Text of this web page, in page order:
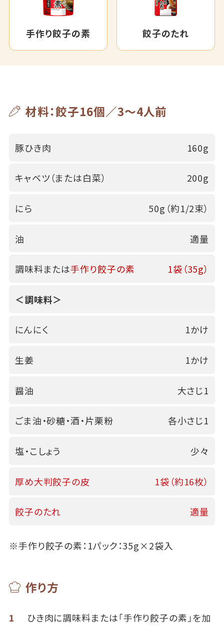
手作り餃子の素 餃子のたれ
材料：餃子16個／3～4人前
豚ひき肉 160g
キャベツ（または白菜） 200g
にら 50g（約1/2束）
油 適量
調味料または手作り餃子の素 1袋（35g）
＜調味料＞
にんにく 1かけ
生姜 1かけ
醤油 大さじ1
ごま油・砂糖・酒・片栗粉 各小さじ1
塩・こしょう 少々
厚め大判餃子の皮 1袋（約16枚）
餃子のたれ 適量
※手作り餃子の素：1パック：35g×2袋入
作り方
1 ひき肉に調味料または「手作り餃子の素」を加